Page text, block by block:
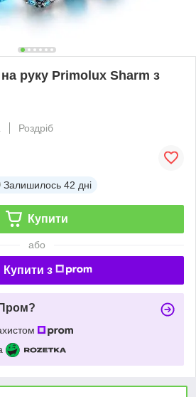
руку Primolux Sharm з
Роздріб
Залишилось 42 дні
Купити
або
Купити з